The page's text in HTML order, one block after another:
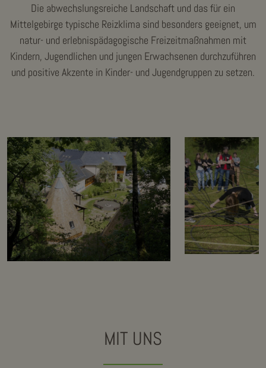
Die abwechslungsreiche Landschaft und das für ein
Mittelgebirge typische Reizklima sind besonders geeignet, um
natur- und erlebnispädagogische Freizeitmaßnahmen mit
Kindern, Jugendlichen und jungen Erwachsenen durchzuführen
und positive Akzente in Kinder- und Jugendgruppen zu setzen.
MIT UNS